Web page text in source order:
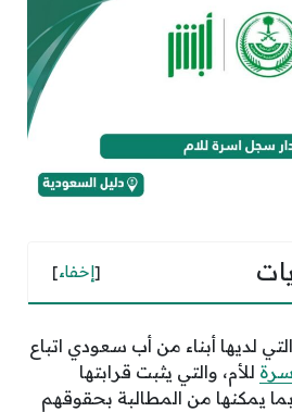
[إخفاء]
لديها أبناء من أب سعودي اتباع
للأم، والتي يثبت قرابتها
يمكنها من المطالبة بحقوقهم